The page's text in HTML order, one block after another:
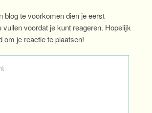
blog te voorkomen dien je eerst
vullen voordat je kunt reageren. Hopelijk
om je reactie te plaatsen!